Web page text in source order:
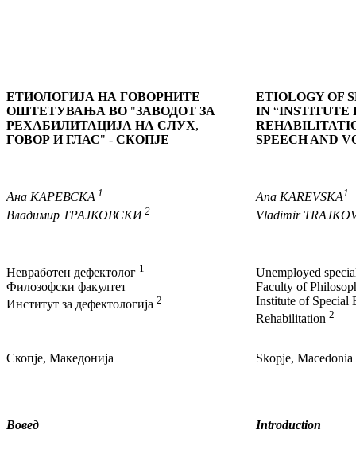
ЕТИОЛОГИЈА НА ГОВОРНИТЕ
ОШТЕТУВАЊА ВО "ЗАВОДОТ ЗА
РЕХАБИЛИТАЦИЈА НА СЛУХ,
ГОВОР И ГЛАС" - СКОПЈЕ
Ана КАРЕВСКА 1
Владимир ТРАЈКОВСКИ2
Невработен дефектолог 1
Филозофски факултет
Институт за дефектологија 2
ETIOLOGY OF
IN “INSTITUTE
SPEECH AND
Ana KAREVSKA1
Vladimir
Unemployed
Faculty of
Institute of Special
Rehabilitation 2
Скопје, Македонија Skopje, Macedonia
Вовед Introduction